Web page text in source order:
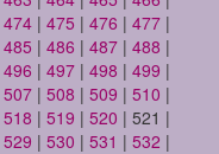
474 | 475 | 476 | 477 |
485 | 486 | 487 | 488 |
496 | 497 | 498 | 499 |
507 | 508 | 509 | 510 |
518 | 519 | 520 | 521 |
529 | 530 | 531 | 532 |